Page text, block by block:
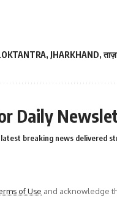
, JHARKHAND,
Daily
breaking news delivered
of Use and acknowledge